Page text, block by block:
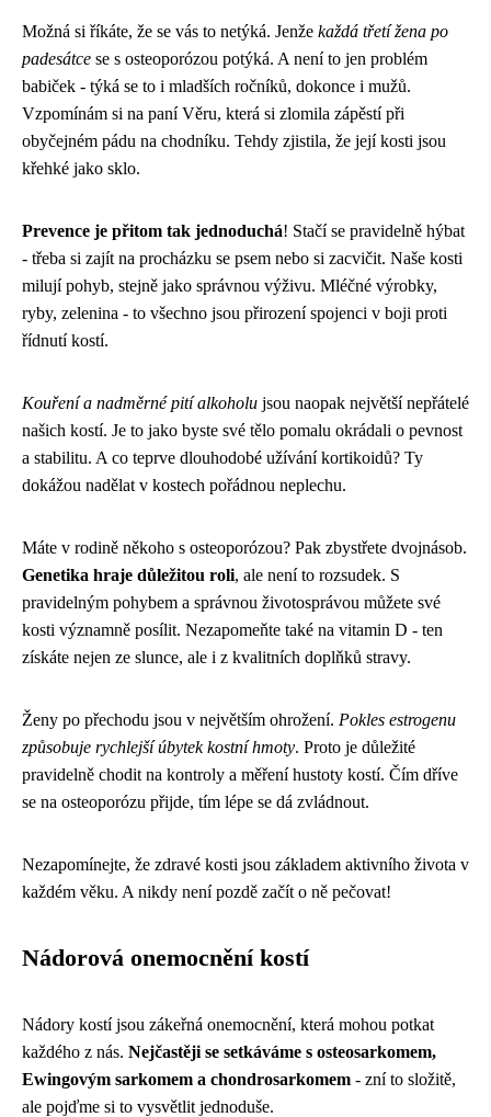
Možná si říkáte, že se vás to netýká. Jenže každá třetí žena po
padesátce se s osteoporózou potýká. A není to jen problém
babiček - týká se to i mladších ročníků, dokonce i mužů.
Vzpomínám si na paní Věru, která si zlomila zápěstí při
obyčejném pádu na chodníku. Tehdy zjistila, že její kosti jsou
křehké jako sklo.
Prevence je přitom tak jednoduchá! Stačí se pravidelně hýbat
- třeba si zajít na procházku se psem nebo si zacvičit. Naše kosti
milují pohyb, stejně jako správnou výživu. Mléčné výrobky,
ryby, zelenina - to všechno jsou přirození spojenci v boji proti
řídnutí kostí.
Kouření a nadměrné pití alkoholu jsou naopak největší nepřátelé
našich kostí. Je to jako byste své tělo pomalu okrádali o pevnost
a stabilitu. A co teprve dlouhodobé užívání kortikoidů? Ty
dokážou nadělat v kostech pořádnou neplechu.
Máte v rodině někoho s osteoporózou? Pak zbystřete dvojnásob.
Genetika hraje důležitou roli, ale není to rozsudek. S
pravidelným pohybem a správnou životosprávou můžete své
kosti významně posílit. Nezapomeňte také na vitamin D - ten
získáte nejen ze slunce, ale i z kvalitních doplňků stravy.
Ženy po přechodu jsou v největším ohrožení. Pokles estrogenu
způsobuje rychlejší úbytek kostní hmoty. Proto je důležité
pravidelně chodit na kontroly a měření hustoty kostí. Čím dříve
se na osteoporózu přijde, tím lépe se dá zvládnout.
Nezapomínejte, že zdravé kosti jsou základem aktivního života v
každém věku. A nikdy není pozdě začít o ně pečovat!
Nádorová onemocnění kostí
Nádory kostí jsou zákeřná onemocnění, která mohou potkat
každého z nás. Nejčastěji se setkáváme s osteosarkomem,
Ewingovým sarkomem a chondrosarkomem - zní to složitě,
ale pojďme si to vysvětlit jednoduše.